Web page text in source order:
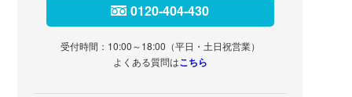
0120-404-430
受付時間：10:00～18:00（平日・土日祝営業）
よくある質問はこちら